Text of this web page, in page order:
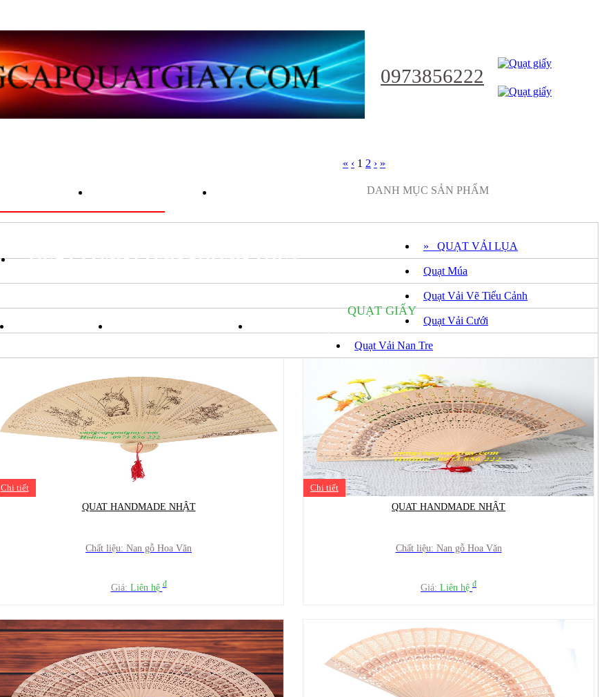
0973856222
QUẠT LÔNG CÔNG PHONG THUỶ
QUẠT GIẤY
Chi tiết
QUAT HANDMADE NHẬT
Chất liệu: Nan gỗ Hoa Văn
Giá: Liên hệđ
Chi tiết
QUAT HANDMADE NHẬT
Chất liệu: Nan gỗ Hoa Văn
Giá:Liên hệđ
« ‹ 1 2 › »
DANH MỤC SẢN PHẨM
» QUẠT VẢI LỤA
Quạt Múa
Quạt Vải Vẽ Tiểu Cảnh
Quạt Vải Cưới
Quạt Vải Nan Tre